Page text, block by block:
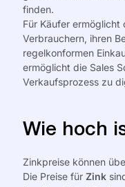
finden.
Für Käufer ermöglicht
Verbrauchern, ihren
regelkonformen
ermöglicht die Sales
Verkaufsprozess zu
Wie hoch
Zinkpreise können
Die Preise für Zink